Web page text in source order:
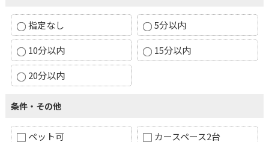
指定なし
5分以内
10分以内
15分以内
20分以内
条件・その他
ペット可
カースペース2台